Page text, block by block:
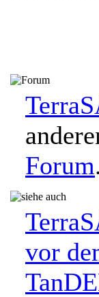
Forum.
vor